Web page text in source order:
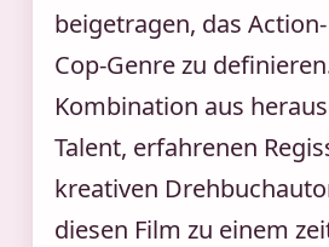
beigetragen, das
Cop-Genre zu
Kombination aus
Talent, erfahrenen
kreativen
diesen Film zu einem